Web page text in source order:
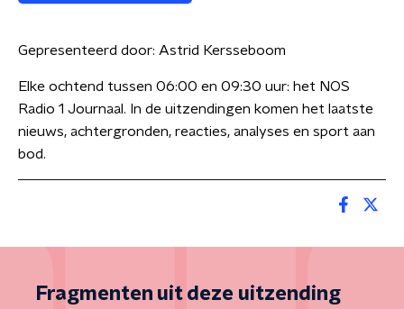
Gepresenteerd door: Astrid Kersseboom
Elke ochtend tussen 06:00 en 09:30 uur: het NOS
Radio 1 Journaal. In de uitzendingen komen het laatste
nieuws, achtergronden, reacties, analyses en sport aan
bod.
Fragmenten uit deze uitzending